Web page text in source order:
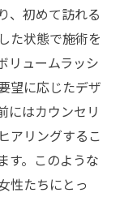
、初めて訪れる
た状態で施術を
リュームラッシ
望に応じたデザ
にはカウンセリ
アリングするこ
す。このような
性たちにとっ